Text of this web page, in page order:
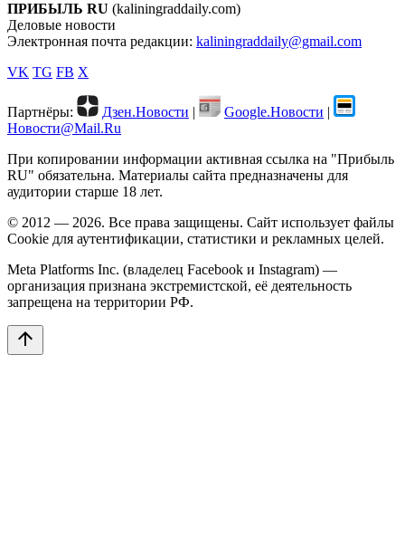
ПРИБЫЛЬ RU (kaliningraddaily.com)
Деловые новости
Электронная почта редакции: kaliningraddaily@gmail.com
VK TG FB X
Партнёры: Дзен.Новости | Google.Новости |
Новости@Mail.Ru
При копировании информации активная ссылка на "Прибыль
RU" обязательна. Материалы сайта предназначены для
аудитории старше 18 лет.
© 2012 — 2026. Все права защищены. Сайт использует файлы
Cookie для аутентификации, статистики и рекламных целей.
Meta Platforms Inc. (владелец Facebook и Instagram) —
организация признана экстремистской, её деятельность
запрещена на территории РФ.
arrow_upward